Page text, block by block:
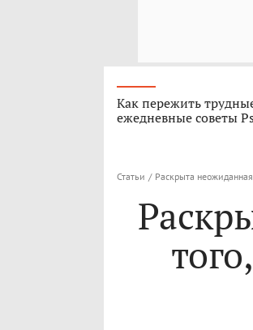
Как пережить
ежедневные советы
Статьи / Раскрыта